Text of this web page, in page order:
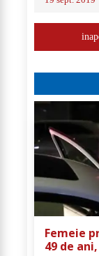
Femeie
49 de